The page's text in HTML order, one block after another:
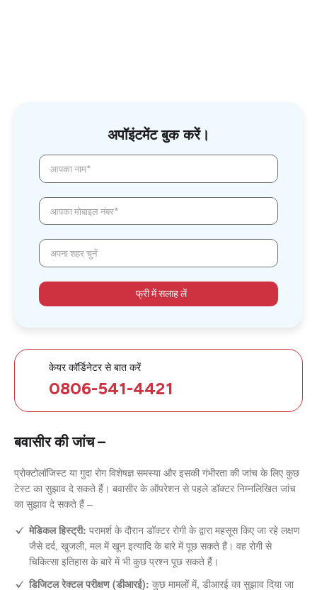
बवासीर की जांच –
प्रोक्टोलॉजिस्ट या गुदा रोग विशेषज्ञ समस्या और इसकी गंभीरता की जांच के लिए कुछ
टेस्ट का सुझाव दे सकते हैं। बवासीर के ऑपरेशन से पहले डॉक्टर निम्नलिखित जांच
का सुझाव दे सकते हैं –
मेडिकल हिस्ट्री: परामर्श के दौरान डॉक्टर रोगी के द्वारा महसूस किए जा रहे लक्षण
जैसे दर्द, खुजली, मल में खून इत्यादि के बारे में पूछ सकते हैं। वह रोगी से
चिकित्सा इतिहास के बारे में भी कुछ प्रश्न पूछ सकते हैं।
डिजिटल रेक्टल परीक्षण (डीआरई): कुछ मामलों में, डीआरई का सुझाव दिया जा
अपॉइंटमेंट बुक करें।
आपका नाम*
आपका मोबाइल नंबर*
अपना शहर चुनें
फ्री में सलाह लें
केयर कॉर्डिनेटर से बात करें
0806-541-4421